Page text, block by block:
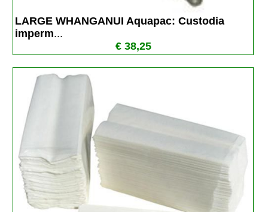
LARGE WHANGANUI Aquapac: Custodia
imperm...
€ 38,25